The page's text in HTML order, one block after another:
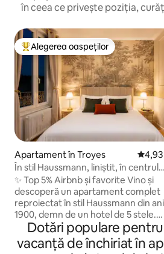
în ceea ce privește poziția,
Locuință din topul categoriei
Alegerea oaspeților
Apartament în Troyes Scor
4,93
În stil Haussmann, liniștit, în centrul
orașului
✨ Top 5% Airbnb și favorite Vino și
descoperă un apartament complet
reproiectat în stil Haussmann din
1900, demn de un hotel de 5 stele.
Tapetul său panoramic emblematic,
mulurile, podelele din lemn de
tare și priveliștea sa unică asupra
Dotări populare
vacanță de închiriat în